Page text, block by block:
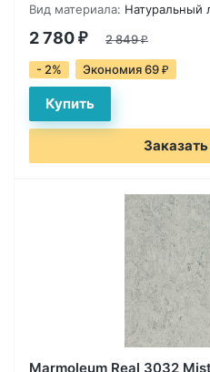
Вид материала: Натуральный
2 780 ₽ 2 849₽
- 2% Экономия 69 ₽
Заказать
Marmoleum Real 3032